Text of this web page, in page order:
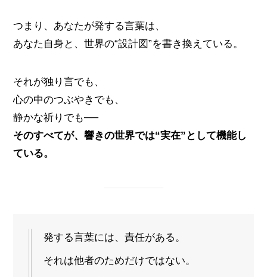
つまり、あなたが発する言葉は、
あなた自身と、世界の“設計図”を書き換えている。
それが独り言でも、
心の中のつぶやきでも、
静かな祈りでも──
そのすべてが、響きの世界では“実在”として機能し
ている。
発する言葉には、責任がある。
それは他者のためだけではない。